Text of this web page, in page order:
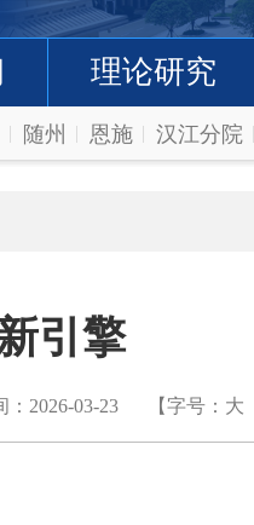
理论研究
随州 恩施 汉江分院
引擎
【字号： 大
：2026-03-23